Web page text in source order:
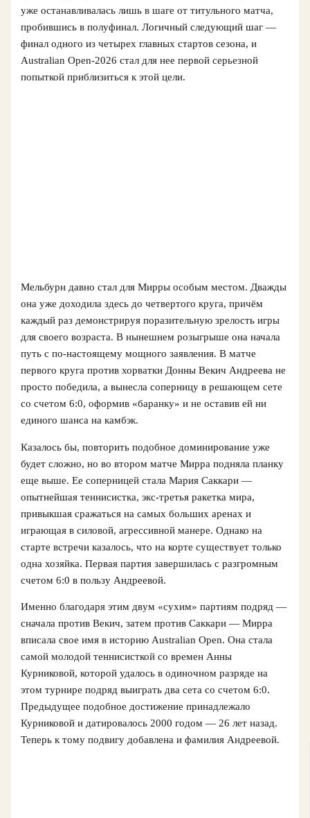
уже останавливалась лишь в шаге от титульного матча,
пробившись в полуфинал. Логичный следующий шаг —
финал одного из четырех главных стартов сезона, и
Australian Open-2026 стал для нее первой серьезной
попыткой приблизиться к этой цели.
Мельбурн давно стал для Мирры особым местом. Дважды
она уже доходила здесь до четвертого круга, причём
каждый раз демонстрируя поразительную зрелость игры
для своего возраста. В нынешнем розыгрыше она начала
путь с по-настоящему мощного заявления. В матче
первого круга против хорватки Донны Векич Андреева не
просто победила, а вынесла соперницу в решающем сете
со счетом 6:0, оформив «баранку» и не оставив ей ни
единого шанса на камбэк.
Казалось бы, повторить подобное доминирование уже
будет сложно, но во втором матче Мирра подняла планку
еще выше. Ее соперницей стала Мария Саккари —
опытнейшая теннисистка, экс-третья ракетка мира,
привыкшая сражаться на самых больших аренах и
играющая в силовой, агрессивной манере. Однако на
старте встречи казалось, что на корте существует только
одна хозяйка. Первая партия завершилась с разгромным
счетом 6:0 в пользу Андреевой.
Именно благодаря этим двум «сухим» партиям подряд —
сначала против Векич, затем против Саккари — Мирра
вписала свое имя в историю Australian Open. Она стала
самой молодой теннисисткой со времен Анны
Курниковой, которой удалось в одиночном разряде на
этом турнире подряд выиграть два сета со счетом 6:0.
Предыдущее подобное достижение принадлежало
Курниковой и датировалось 2000 годом — 26 лет назад.
Теперь к тому подвигу добавлена и фамилия Андреевой.